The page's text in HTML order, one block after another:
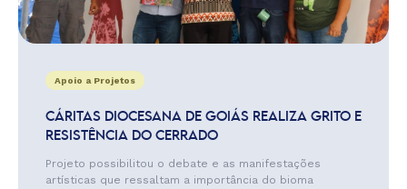
Apoio a Projetos
CÁRITAS DIOCESANA DE GOIÁS REALIZA GRITO E
RESISTÊNCIA DO CERRADO
Projeto possibilitou o debate e as manifestações
artísticas que ressaltam a importância do bioma